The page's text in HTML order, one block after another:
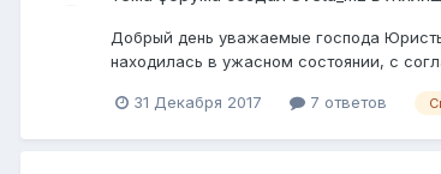
Добрый день уважаемые господа
находилась в ужасном состоянии, с
31 Декабря 2017 7 ответов